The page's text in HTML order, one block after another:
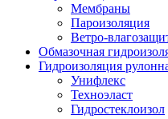
Мембраны
Пароизоляция
Ветро-
Обмазочная
Гидроизоляция
Унифлекс
Техноэласт
Гидростеклоизол